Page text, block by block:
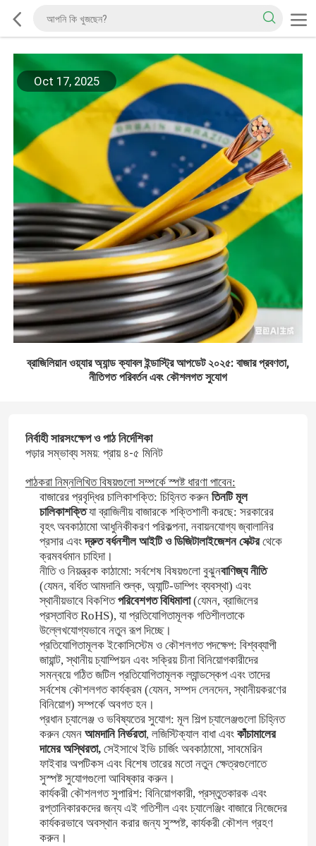
Oct 17, 2025
ব্রাজিলিয়ান ওয়্যার অ্যান্ড ক্যাবল ইন্ডাস্ট্রি আপডেট ২০২৫: বাজার প্রবণতা,
নীতিগত পরিবর্তন এবং কৌশলগত সুযোগ
নির্বাহী সারসংক্ষেপ ও পাঠ নির্দেশিকা
পড়ার সম্ভাব্য সময়: প্রায় ৪-৫ মিনিট
পাঠকরা নিম্নলিখিত বিষয়গুলো সম্পর্কে স্পষ্ট ধারণা পাবেন:
বাজারের প্রবৃদ্ধির চালিকাশক্তি: চিহ্নিত করুনতিনটি মূল
চালিকাশক্তিযা ব্রাজিলীয় বাজারকে শক্তিশালী করছে: সরকারের
বৃহৎ অবকাঠামো আধুনিকীকরণ পরিকল্পনা, নবায়নযোগ্য জ্বালানির
প্রসার এবংদ্রুত বর্ধনশীল আইটি ও ডিজিটালাইজেশন সেক্টরথেকে
ক্রমবর্ধমান চাহিদা।
নীতি ও নিয়ন্ত্রক কাঠামো: সর্বশেষ বিষয়গুলো বুঝুনবাণিজ্য নীতি
(যেমন, বর্ধিত আমদানি শুল্ক, অ্যান্টি-ডাম্পিং ব্যবস্থা) এবং
স্থানীয়ভাবে বিকশিতপরিবেশগত বিধিমালা(যেমন, ব্রাজিলের
প্রস্তাবিত RoHS), যা প্রতিযোগিতামূলক গতিশীলতাকে
উল্লেখযোগ্যভাবে নতুন রূপ দিচ্ছে।
প্রতিযোগিতামূলক ইকোসিস্টেম ও কৌশলগত পদক্ষেপ: বিশ্বব্যাপী
জায়ান্ট, স্থানীয় চ্যাম্পিয়ন এবং সক্রিয় চীনা বিনিয়োগকারীদের
সমন্বয়ে গঠিত জটিল প্রতিযোগিতামূলক ল্যান্ডস্কেপ এবং তাদের
সর্বশেষ কৌশলগত কার্যক্রম (যেমন, সম্পদ লেনদেন, স্থানীয়করণের
বিনিয়োগ) সম্পর্কে অবগত হন।
প্রধান চ্যালেঞ্জ ও ভবিষ্যতের সুযোগ: মূল শিল্প চ্যালেঞ্জগুলো চিহ্নিত
করুন যেমন আমদানি নির্ভরতা, লজিস্টিক্যাল বাধা এবং কাঁচামালের
দামের অস্থিরতা,সেইসাথে ইভি চার্জিং অবকাঠামো, সাবমেরিন
ফাইবার অপটিকস এবং বিশেষ তারের মতো নতুন ক্ষেত্রগুলোতে
সুস্পষ্ট সুযোগগুলো আবিষ্কার করুন।
কার্যকরী কৌশলগত সুপারিশ: বিনিয়োগকারী, প্রস্তুতকারক এবং
রপ্তানিকারকদের জন্য এই গতিশীল এবং চ্যালেঞ্জিং বাজারে নিজেদের
কার্যকরভাবে অবস্থান করার জন্য সুস্পষ্ট, কার্যকরী কৌশল গ্রহণ
করুন।